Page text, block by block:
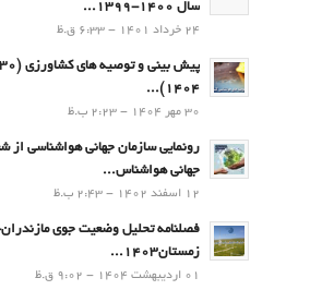
سال 1400-1399...
24 خرداد 1401 - 6:33 ق.ظ
۱۴۰۴)...
30 مهر 1404 - 2:23 ب.ظ
رونمایی سازمان جهانی هواشناسی از
جهانی هواشناس...
12 اسفند 1402 - 2:43 ب.ظ
فصلنامه تحلیل وضعیت جوی
زمستان۱۴۰۳...
01 اردیبهشت 1404 - 9:02 ق.ظ